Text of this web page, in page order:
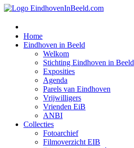
Home
Eindhoven in Beeld
Welkom
Stichting Eindhoven in Beeld
Exposities
Agenda
Parels van Eindhoven
Vrijwilligers
Vrienden EiB
ANBI
Collecties
Fotoarchief
Filmoverzicht EIB